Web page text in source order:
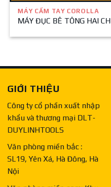
MÁY CẦM TAY COROLLA
MÁY ĐỤC BÊ TÔNG HAI
GIỚI THIỆU
Công ty cổ phần xuất nhập
khẩu và thương mại DLT-
DUYLINHTOOLS
Văn phòng miền bắc :
SL19, Yên Xá, Hà Đông, Hà
Nội